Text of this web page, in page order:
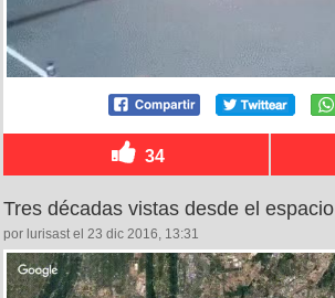
34
Tres décadas vistas desde el espacio
por lurisast el 23 dic 2016, 13:31